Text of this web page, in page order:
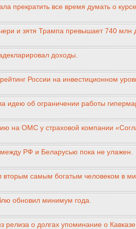
прекратить все время думать о
и зятя Трампа превышает 740 млн
доходы.
России на инвестиционном
идею об ограничении работы
на ОМС у страховой компании
РФ и Беларусью пока не улажен.
вторым самым богатым человеком в
обновил минимум года.
релиза о долгах упоминание о Кавказе.